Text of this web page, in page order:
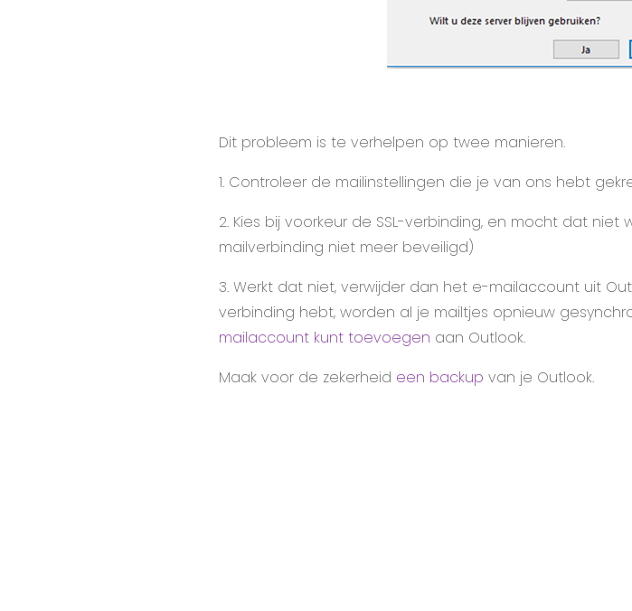
Dit probleem is te verhelpen op twee manieren.
1. Controleer de mailinstellingen die je van ons hebt
2. Kies bij voorkeur de SSL-verbinding, en mocht dat
mailverbinding niet meer beveiligd)
3. Werkt dat niet, verwijder dan het e-mailaccount uit
verbinding hebt, worden al je mailtjes opnieuw
mailaccount kunt toevoegen aan Outlook.
Maak voor de zekerheid een backup van je Outlook.